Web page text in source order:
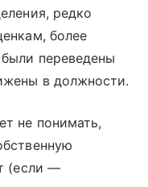
редко
более
переведены
в должности.
не понимать,
(если —